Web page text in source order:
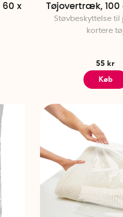
60 x
Tøjovertræk, 100
Støvbeskyttelse til
kortere
55 kr
Køb